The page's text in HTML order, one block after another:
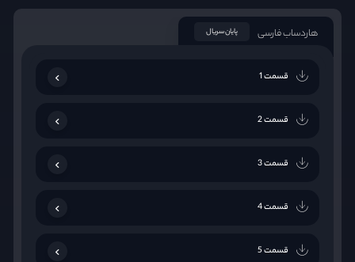
هاردساب فارسی پایان سریال
قسمت 1
قسمت 2
قسمت 3
قسمت 4
قسمت 5